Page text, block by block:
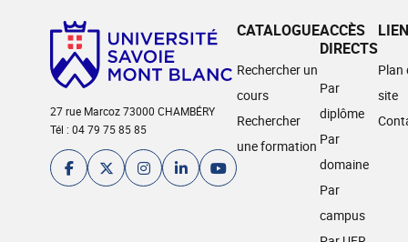
27 rue Marcoz 73000 CHAMBÉRY
Tél : 04 79 75 85 85
CATALOGUE
Rechercher un
cours
Rechercher
une formation
ACCÈS
DIRECTS
Par
diplôme
Par
domaine
Par
campus
Plan
site